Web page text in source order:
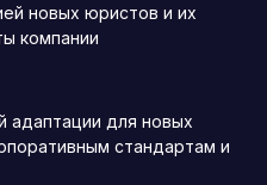
новых юристов и их
компании
адаптации для новых
стандартам и